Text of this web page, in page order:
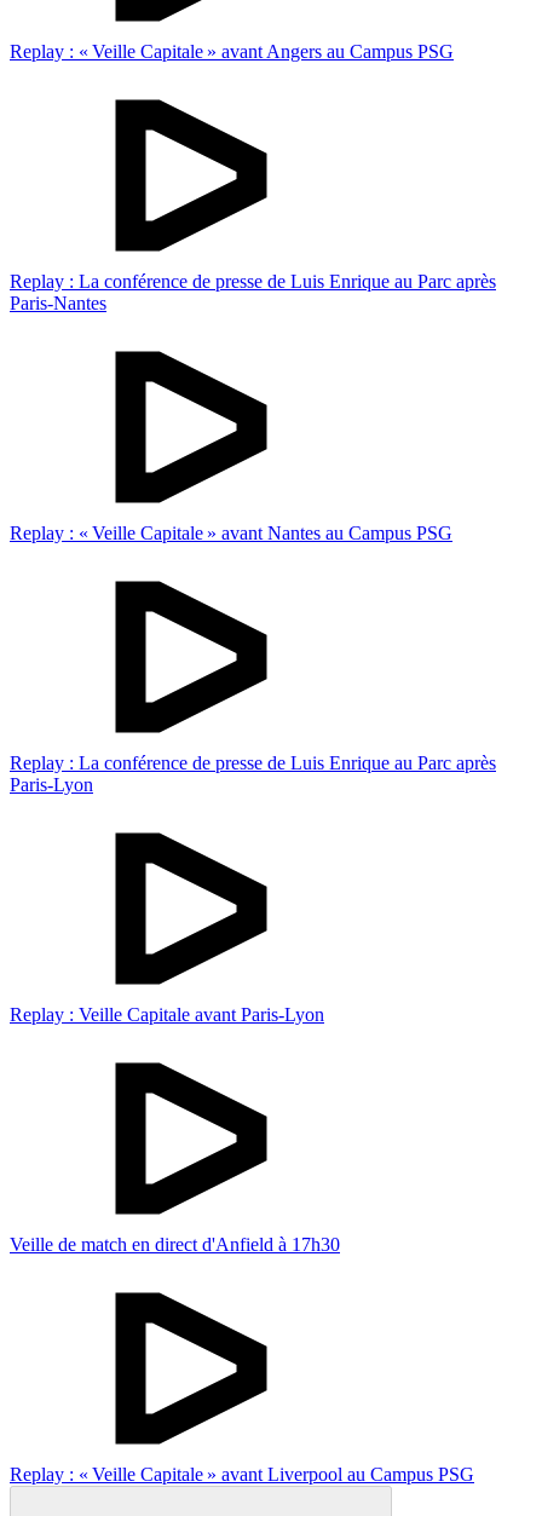
Replay : « Veille Capitale » avant Angers au Campus PSG
Replay : La conférence de presse de Luis Enrique au Parc après
Paris-Nantes
Replay : « Veille Capitale » avant Nantes au Campus PSG
Replay : La conférence de presse de Luis Enrique au Parc après
Paris-Lyon
Replay : Veille Capitale avant Paris-Lyon
Veille de match en direct d'Anfield à 17h30
Replay : « Veille Capitale » avant Liverpool au Campus PSG